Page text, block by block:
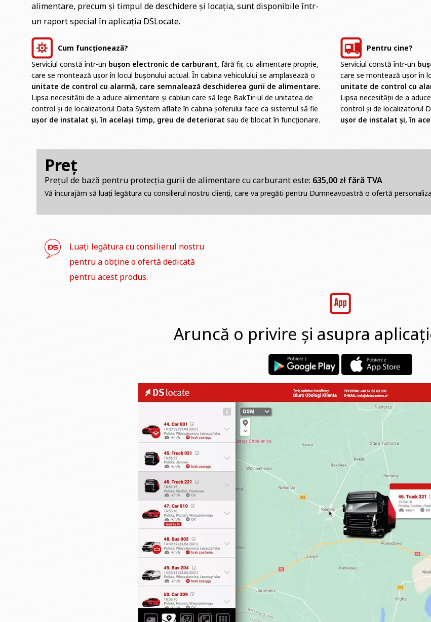
alimentare, precum și timpul de deschidere și locația, sunt disponibile într-
un raport special în aplicația DSLocate.
Cum funcționează?
Serviciul constă într-un bușon electronic de carburant, fără fir, cu alimentare proprie,
care se montează ușor în locul bușonului actual. În cabina vehiculului se amplasează o
unitate de control cu alarmă, care semnalează deschiderea gurii de alimentare.
Lipsa necesității de a aduce alimentare și cabluri care să lege BakTir-ul de unitatea de
control și de localizatorul Data System aflate în cabina șoferului face ca sistemul să fie
ușor de instalat și, în același timp, greu de deteriorat sau de blocat în funcționare.
Pentru cine?
Serviciul constă într-un
care se montează ușor în
unitate de control cu
Lipsa necesității de a
control și de localizatorul
ușor de instalat și, în
Preț
Prețul de bază pentru protecția gurii de alimentare cu carburant este: 635,00 zł fără TVA
Vă încurajăm să luați legătura cu consilierul nostru clienți, care va pregăti pentru Dumneavoastră o ofertă
Luați legătura cu consilierul nostru
pentru a obține o ofertă dedicată
pentru acest produs.
Aruncă o privire și asupra